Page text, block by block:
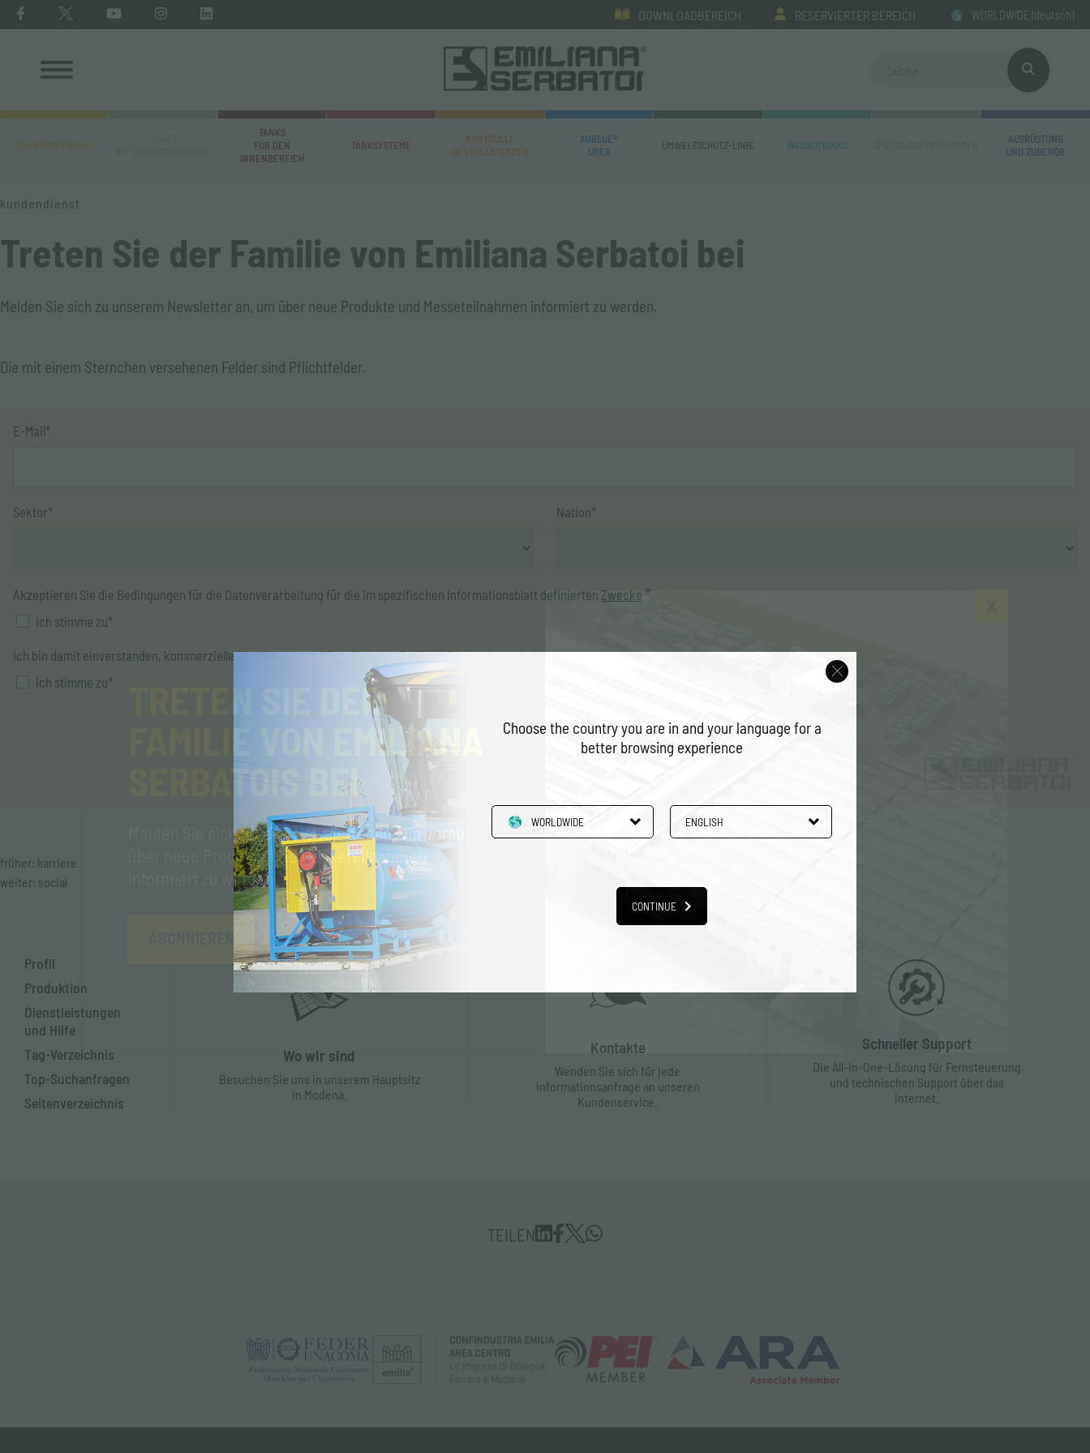
DOWNLOADBEREICH RESERVIERTER BEREICH WORLDWIDE (deutsch)
TRANSPORTTANKS
TANKS
FÜR DEN
INNENBEREICH
TANKSYSTEME
KONTROLLE
DES FÜLLSTANDES
ADBLUE®
UREA
UMWELTSCHUTZ-LINIE WASSERTANKS
AUSRÜSTUNG
UND ZUBEHÖR
kundendienst
Treten Sie der Familie von Emiliana Serbatoi bei
Melden Sie sich zu unserem Newsletter an, um über neue Produkte und Messeteilnahmen informiert zu werden.
Die mit einem Sternchen versehenen Felder sind Pflichtfelder.
E-Mail*
Sektor* Nation*
Akzeptieren Sie die Bedingungen für die Datenverarbeitung für die im spezifischen Informationsblatt definierten Zwecke *
Ich stimme zu*
Ich bin damit einverstanden, kommerzielle Mitteilungen und Angebote von Emiliana Serbatoi zu erhalten
Ich stimme zu*
früher: karriere
weiter: social
Profil
Produktion
Dienstleistungen
und Hilfe
Tag-Verzeichnis
Top-Suchanfragen
Seitenverzeichnis
Wo wir sind
Besuchen Sie uns in unserem Hauptsitz
in Modena.
Kontakte
Wenden Sie sich für jede
Informationsanfrage an unseren
Kundenservice.
Schneller Support
Die All-In-One-Lösung für Fernsteuerung
und technischen Support über das
Internet.
TEILEN
Choose the country you are in and your language for a
better browsing experience
WORLDWIDE ENGLISH
CONTINUE
TRETEN SIE DER
FAMILIE VON EMILIANA
SERBATOIS BEI
Melden Sie sich für den Newsletter an, um vorab
über neue Produkte und Messeteilnahmen
informiert zu werden